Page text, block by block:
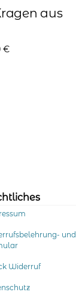
aus
€
der
gewählt
werden
und
Widerruf